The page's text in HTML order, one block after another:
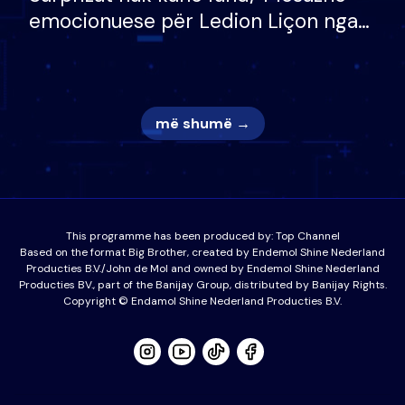
emocionuese për Ledion Liçon nga
nëna dhe fëmijët e tij, moderatori
nuk i mban dot lotët: Nuk meritoj…
më shumë →
This programme has been produced by:Top Channel
Based on the format Big Brother, created by Endemol Shine Nederland
Producties B.V./John de Mol and owned by Endemol Shine Nederland
Producties BV., part of the Banijay Group, distributed by Banijay Rights.
Copyright © Endamol Shine Nederland Producties B.V.